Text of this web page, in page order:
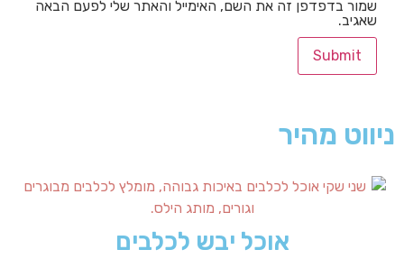
שמור בדפדפן זה את השם, האימייל והאתר שלי לפעם הבאה
שאגיב.
ניווט מהיר
אוכל יבש לכלבים